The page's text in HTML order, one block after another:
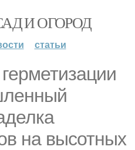
И ОГОРОД
статьи
на высотных